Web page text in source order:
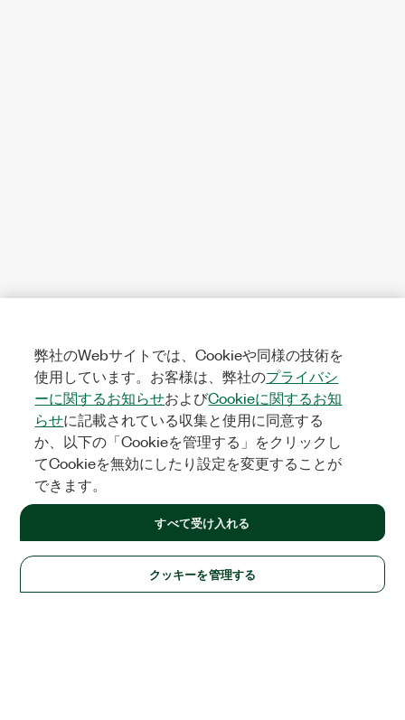
弊社のWebサイトでは、Cookieや同様の技術を
使用しています。お客様は、弊社のプライバシ
ーに関するお知らせおよびCookieに関するお知
らせに記載されている収集と使用に同意する
か、以下の「Cookieを管理する」をクリックし
てCookieを無効にしたり設定を変更することが
できます。
クッキーを管理する
すべて受け入れる